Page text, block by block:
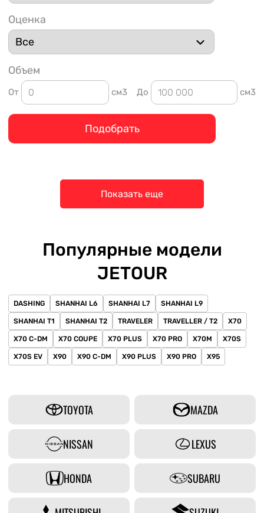
Оценка
Объем
От см3 До см3
Подобрать
Показать еще
Популярные модели
JETOUR
DASHING SHANHAI L6 SHANHAI L7 SHANHAI L9
SHANHAI T1 SHANHAI T2 TRAVELER TRAVELLER / T2 X70
X70 C-DM X70 COUPE X70 PLUS X70 PRO X70M X70S
X70S EV X90 X90 C-DM X90 PLUS X90 PRO X95
TOYOTA MAZDA
NISSAN LEXUS
HONDA SUBARU